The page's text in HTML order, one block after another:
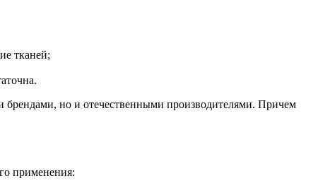
тканей;
но и отечественными производителями. Причем
применения: